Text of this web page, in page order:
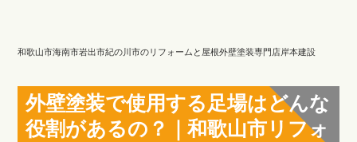
和歌山市海南市岩出市紀の川市のリフォームと屋根外壁塗装専門店岸本建設
外壁塗装で使用する足場はどんな
役割があるの？｜和歌山市リフォ